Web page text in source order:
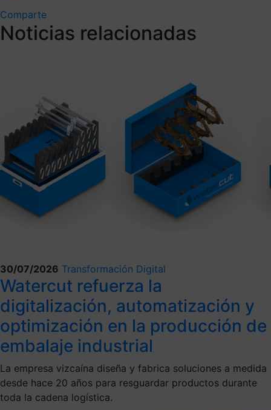
Comparte
Noticias relacionadas
30/07/2026 Transformación Digital
Watercut refuerza la
digitalización, automatización y
optimización en la producción de
embalaje industrial
La empresa vizcaína diseña y fabrica soluciones a medida
desde hace 20 años para resguardar productos durante
toda la cadena logística.